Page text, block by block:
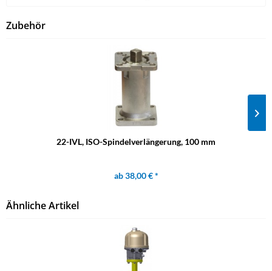
Zubehör
22-IVL, ISO-Spindelverlängerung, 100 mm
ab 38,00 € *
Ähnliche Artikel